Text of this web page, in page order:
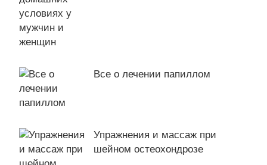
Все о лечении папиллом
Упражнения и массаж при
шейном остеохондрозе